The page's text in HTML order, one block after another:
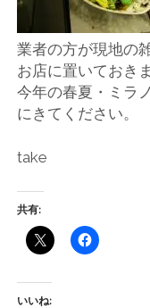
業者の方が現地の
お店に置いておきま
今年の春夏・ミラ
にきてください。
take
共有:
いいね: